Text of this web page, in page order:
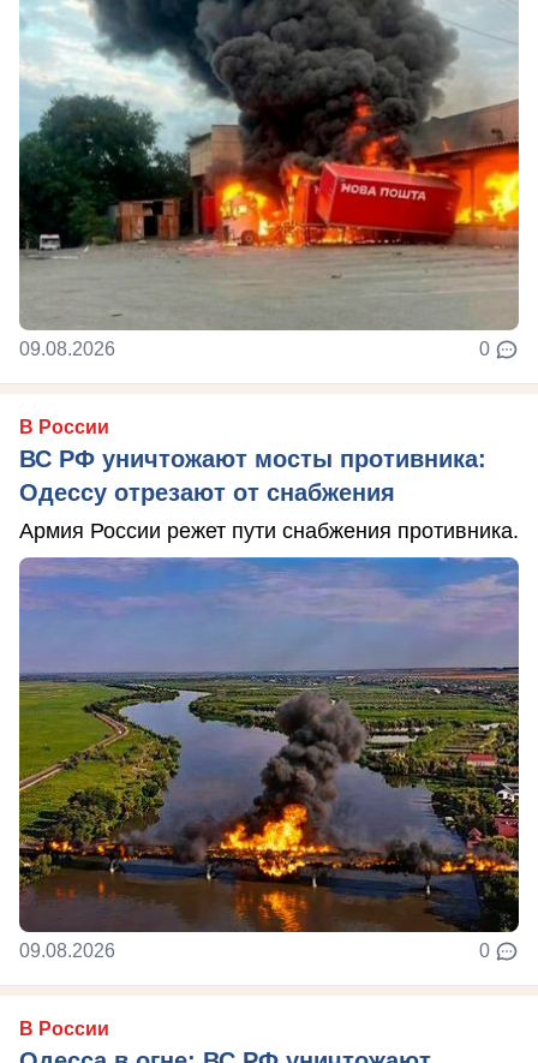
09.08.2026 0
В России
ВС РФ уничтожают мосты противника:
Одессу отрезают от снабжения
Армия России режет пути снабжения противника.
09.08.2026 0
В России